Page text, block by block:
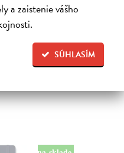
a zaistenie vášho
SÚHLASÍM